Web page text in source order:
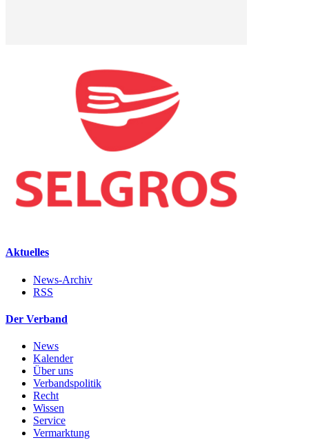
Aktuelles
News-Archiv
RSS
Der Verband
News
Kalender
Über uns
Verbandspolitik
Recht
Wissen
Service
Vermarktung